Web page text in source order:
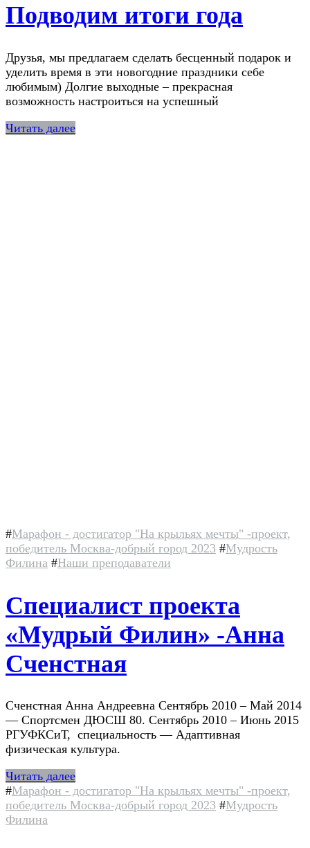
Подводим итоги года
Друзья, мы предлагаем сделать бесценный подарок и
уделить время в эти новогодние праздники себе
любимым) Долгие выходные – прекрасная
возможность настроиться на успешный
Читать далее
#Марафон - достигатор "На крыльях мечты" -проект,
победитель Москва-добрый город 2023 #Мудрость
Филина #Наши преподаватели
Специалист проекта
«Мудрый Филин» -Анна
Сченстная
Сченстная Анна Андреевна Сентябрь 2010 – Май 2014
— Спортсмен ДЮСШ 80. Сентябрь 2010 – Июнь 2015
РГУФКСиТ, специальность — Адаптивная
физическая культура.
Читать далее
#Марафон - достигатор "На крыльях мечты" -проект,
победитель Москва-добрый город 2023 #Мудрость
Филина